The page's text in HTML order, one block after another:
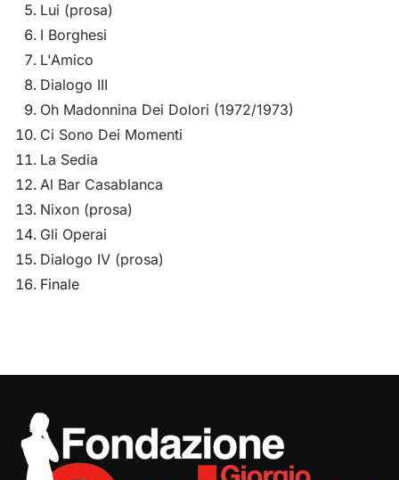
Lui (prosa)
I Borghesi
L'Amico
Dialogo III
Oh Madonnina Dei Dolori (1972/1973)
Ci Sono Dei Momenti
La Sedia
Al Bar Casablanca
Nixon (prosa)
Gli Operai
Dialogo IV (prosa)
Finale